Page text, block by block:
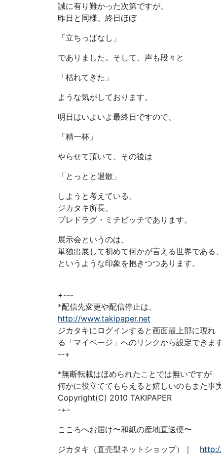
誠に有り難かった次第ですが、
昨日と同様、終日ほぼ
「立ちっぱなし」
でありました。そして、声も段々と
「枯れてきた」
ような気がしております。
明日はいよいよ最終日ですので、
「精一杯」
やらせて頂いて、その後は
「とっとと退散」
しようと考えている、
ジカタキ所長、
プレドラグ・ミチビッチであります。
展示会というのは、
単独出展して初めて何かが言える世界である、
というような印象を抱きつつあります。
+---
*配信先変更や配信停止は、
http://www.takipaper.net
ジカタキにログインすると画面最上部に現れ
る「マイページ」へのリンクから設定できま
--+
*無断転載はほめられたことでは無いですが
何かに役立ててもらえると嬉しいのもまた事
Copyright(C) 2010 TAKIPAPER
-+-
こころへお届け〜和紙の産地直送便〜
ジカタキ（直売型ネットショップ）｜